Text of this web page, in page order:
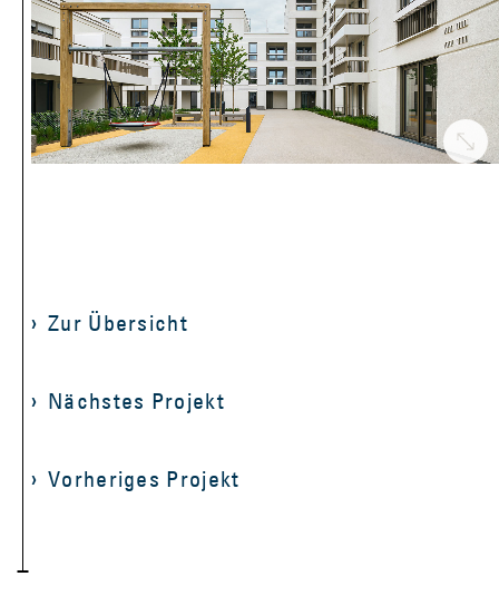
Zur Übersicht
Nächstes Projekt
Vorheriges Projekt